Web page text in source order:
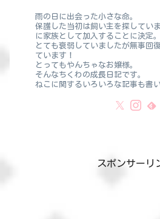
雨の日に出会った小さな命。
保護した当初は飼い主を探してい
に家族として加入することに決定。
とても衰弱していましたが無事回
ています！
とってもやんちゃなお嬢様。
そんなちくわの成長日記です。
ねこに関するいろいろな記事も書
スポンサーリ